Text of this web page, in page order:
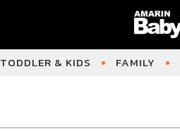
TODDLER & KIDS FAMILY